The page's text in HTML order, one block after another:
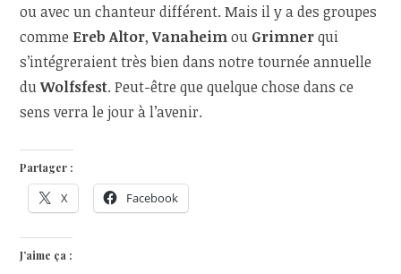
ou avec un chanteur différent. Mais il y a des groupes
comme Ereb Altor,Vanaheimou Grimnerqui
s’intégreraient très bien dans notre tournée annuelle
duWolfsfest. Peut-être que quelque chose dans ce
sens verra le jour à l’avenir.
Partager :
X Facebook
J’aime ça :